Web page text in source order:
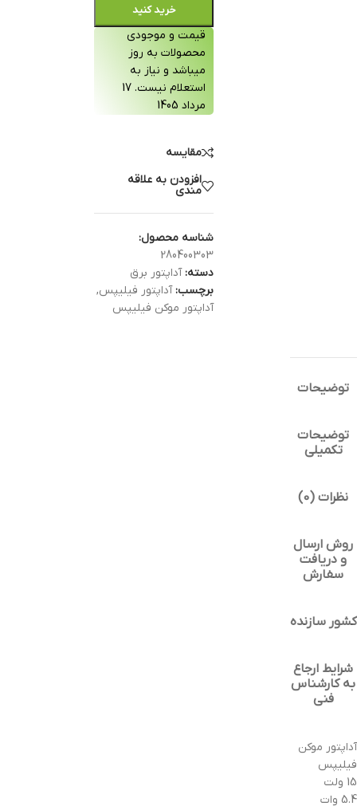
خرید کنید
قیمت و موجودی
محصولات به روز
میباشد و نیاز به
استعلام نیست. 17
مرداد 1405
مقایسه
افزودن به علاقه
مندی
شناسه محصول:
280400303
دسته: آداپتور برق
برچسب: آداپتور فیلیپس,
آداپتور موکن فیلیپس
توضیحات
توضیحات
تکمیلی
نظرات (0)
روش ارسال
و دریافت
سفارش
کشور سازنده
شرایط ارجاع
به کارشناس
فنی
آداپتور موکن
فیلیپس
15 ولت
5.4 وات